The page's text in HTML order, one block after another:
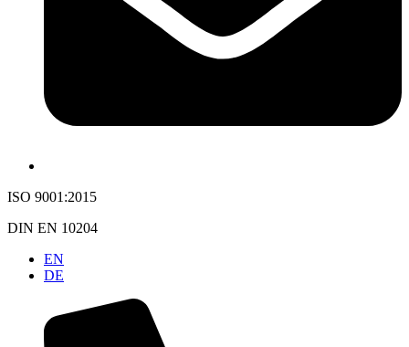
ISO 9001:2015
DIN EN 10204
EN
DE